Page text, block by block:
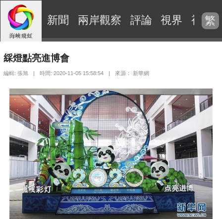
新聞 兩岸觀察 評論 視界 視頻
繁
綵燈點亮進博會
編輯: 張旭 | 時間: 2020-11-05 15:58:54 | 來源： 新華網